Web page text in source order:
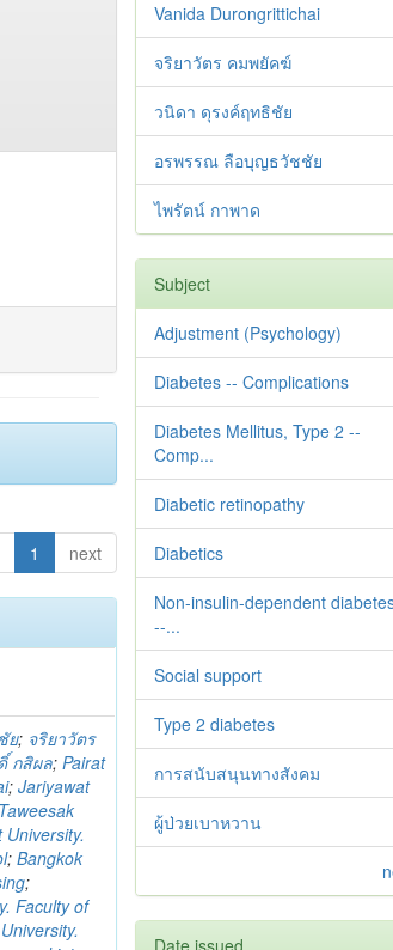
1 next
ย; จริยาวัตร
กสิผล;Pairat
;Jariyawat
Taweesak
;Bangkok
;
Faculty of
Vanida Durongrittichai
จริยาวัตร คมพยัคฆ์
วนิดา ดุรงค์ฤทธิชัย
อรพรรณ ลือบุญธวัชชัย
ไพรัตน์ กาพาด
Subject
Adjustment ‪(Psychology)
Diabetes -- Complications
Diabetes Mellitus, Type 2 --
Comp...
Diabetic retinopathy
Diabetics
Non-insulin-dependent
--...
Social support
Type 2 diabetes‬‬‬‬‬‬
การสนับสนุนทางสังคม
ผู้ป่วยเบาหวาน
Date issued